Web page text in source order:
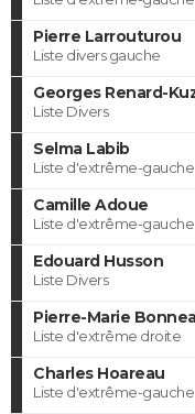
Pierre Larrouturou
Liste divers gauche
Georges Renard-
Liste Divers
Selma Labib
Liste d'extrême-gauche
Camille Adoue
Liste d'extrême-gauche
Edouard Husson
Liste Divers
Pierre-Marie
Liste d'extrême droite
Charles Hoareau
Liste d'extrême-gauche